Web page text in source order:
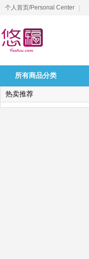
个人首页/Personal Center
所有商品分类
热卖推荐